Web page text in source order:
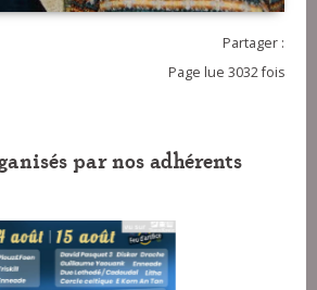
Partager :
Page lue 3032 fois
par nos adhérents